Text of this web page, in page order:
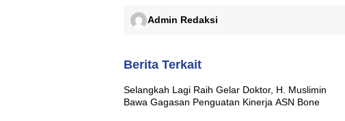
Admin Redaksi
Berita Terkait
Selangkah Lagi Raih Gelar Doktor, H. Muslimin
Bawa Gagasan Penguatan Kinerja ASN Bone